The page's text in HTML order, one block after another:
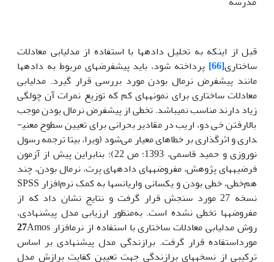
قبل از این­که به تحلیل داده­ها با استفاده از مدل­یابی معادلات
ساختاری[66]
پرداخته شود، باید پیش­فرض­های مربوط به داده­­ها
مانند پیش­فرض نرمال بودن مورد بررسی قرار گیرد. مدل­یابی
معادلات ساختاری برای نمونه­های کم که توزیع نمرات آن چولگی
زیاد دارند مناسب نمی­باشد. تخطی از پیش­فرض نرمال بودن موجب
بالارفتن خی دو، اریب در مقادیر بحرانی برای تعیین سطوح معنی­
داری و اثر­گذاری بر خطاهای معیار می‌شود (ویرا، بی­تا ترجمه رسول
نوروزی و حمید قاسمی، 1393؛ ص 22)؛ بنابراین پیش از آزمون
فرضیه­های پژوهش، مفروضه­های داده­های پرت، نرمال بودن، چند
هم‌خطی­، خطی بودن و یکسانی واریانس­ها به کمک نرم‌افزار SPSS
نسخه 27 مورد سنجش قرار گرفت و نتایج نشان داد که از
مفروضه­ها تخطی نشده است. به‌منظور ارزیابی مدل پیشنهادی،
روش مدل­یابی معادلات ساختاری با استفاده از نرم­افزار
27Amos
مورداستفاده قرار گرفت. برازندگی مدل پیشنهادی بر اساس
ترکیبی از نسخه­های برازندگی جهت تعیین کفایت برازش مدل